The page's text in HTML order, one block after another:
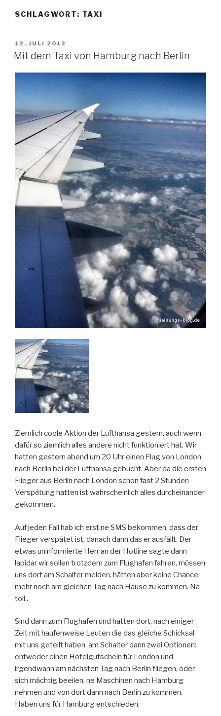
SCHLAGWORT: TAXI
VERÖFFENTLICHT
AM
12. JULI 2012
Mit dem Taxi von Hamburg nach Berlin
Ziemlich coole Aktion der Lufthansa gestern, auch wenn
dafür so ziemlich alles andere nicht funktioniert hat. Wir
hatten gestern abend um 20 Uhr einen Flug von London
nach Berlin bei der Lufthansa gebucht. Aber da die ersten
Flieger aus Berlin nach London schon fast 2 Stunden
Verspätung hatten ist wahrscheinlich alles durcheinander
gekommen.
Auf jeden Fall hab ich erst ne SMS bekommen, dass der
Flieger verspätet ist, danach dann das er ausfällt. Der
etwas uninformierte Herr an der Hotline sagte dann
lapidar wir sollen trotzdem zum Flughafen fahren, müssen
uns dort am Schalter melden, hätten aber keine Chance
mehr noch am gleichen Tag nach Hause zu kommen. Na
toll..
Sind dann zum Flughafen und hatten dort, nach einiger
Zeit mit haufenweise Leuten die das gleiche Schicksal
mit uns geteilt haben, am Schalter dann zwei Optionen:
entweder einen Hotelgutschein für London und
irgendwann am nächsten Tag nach Berlin fliegen, oder
sich mächtig beeilen, ne Maschinen nach Hamburg
nehmen und von dort dann nach Berlin zu kommen.
Haben uns für Hamburg entschieden.